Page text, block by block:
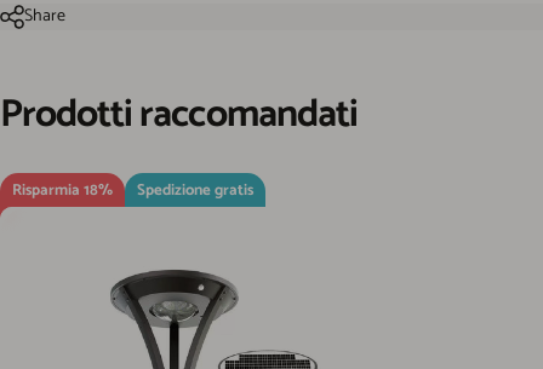
Share
Prodottiraccomandati
Risparmia 18% Spedizione gratis